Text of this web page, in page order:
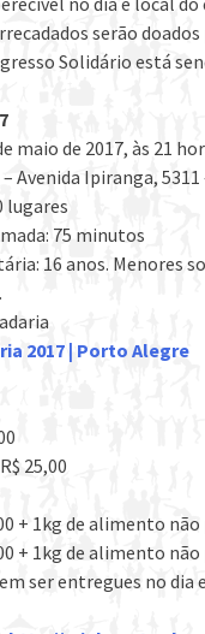
serão
Solidário está
maio de 2017, às 21
– Avenida Ipiranga,
lugares
75 minutos
16 anos. Menores
2017 | Porto Alegre
25,00
+ 1kg de alimento
+ 1kg de alimento
ser entregues no dia